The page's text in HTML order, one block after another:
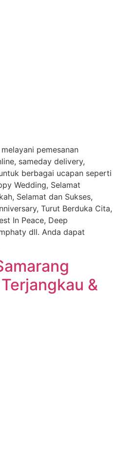
pemesanan
sameday delivery,
berbagai ucapan seperti
Wedding, Selamat
Selamat dan Sukses,
Turut Berduka Cita,
In Peace, Deep
dll. Anda dapat
&